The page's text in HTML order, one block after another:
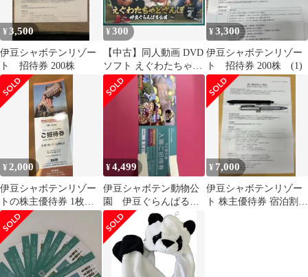
¥3,500
伊豆シャボテンリゾー
ト 招待券 200株
¥300
【中古】同人動画 DVD
ソフト えぐわたちゃど
さんぽ 2018夏 ～伊豆ぐ
らんぱる公園～ / DQN
商会
¥3,300
伊豆シャボテンリゾー
ト 招待券 200株 (1)
¥ 2,000
伊豆シャボテンリゾー
トの株主優待券 1枚セ
ット 有効期限2026年6
月30日
¥4,499
伊豆シャボテン動物公
園 伊豆ぐらんぱる公
園 3公園共通 入場招
待券
¥ 7,000
伊豆シャボテンリゾー
ト 株主優待券 宿泊割引